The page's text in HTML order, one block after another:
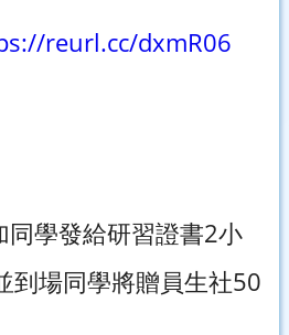
reurl.cc/dxmR06
學發給研習證書2小
到場同學將贈員生社50